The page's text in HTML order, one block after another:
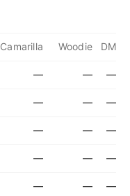
Camarilla Woodie DM
— — —
— — —
— — —
— — —
— — —